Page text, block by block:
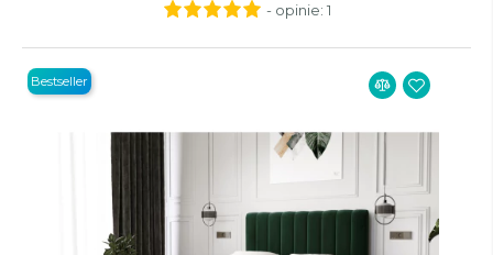
- opinie: 1
Bestseller